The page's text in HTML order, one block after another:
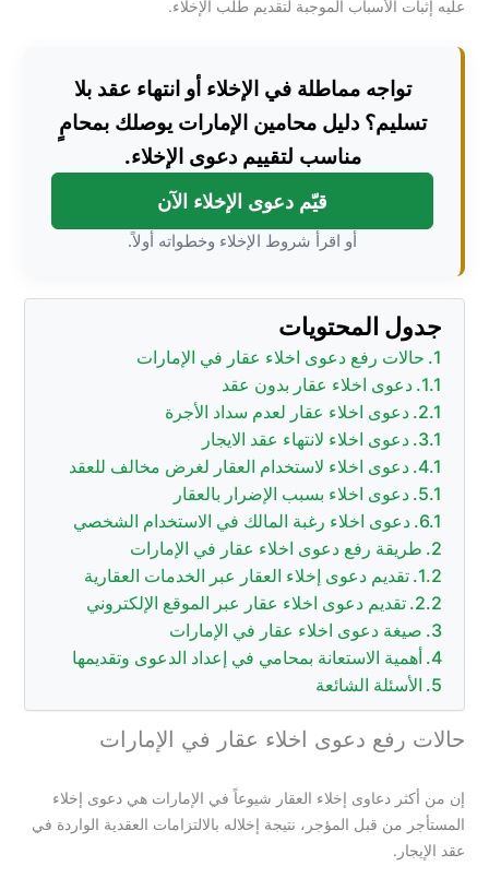
عليه إثبات الأسباب الموجبة لتقديم طلب الإخلاء.
تواجه مماطلة في الإخلاء أو انتهاء عقد بلا
تسليم؟ دليل محامين الإمارات يوصلك بمحامٍ
مناسب لتقييم دعوى الإخلاء.
قيّم دعوى الإخلاء الآن
أو اقرأ شروط الإخلاء وخطواته أولاً.
جدول المحتويات
حالات رفع دعوى اخلاء عقار في الإمارات
دعوى اخلاء عقار بدون عقد
دعوى اخلاء عقار لعدم سداد الأجرة
دعوى اخلاء لانتهاء عقد الايجار
دعوى اخلاء لاستخدام العقار لغرض مخالف للعقد
دعوى اخلاء بسبب الإضرار بالعقار
دعوى اخلاء رغبة المالك في الاستخدام الشخصي
طريقة رفع دعوى اخلاء عقار في الإمارات
تقديم دعوى إخلاء العقار عبر الخدمات العقارية
تقديم دعوى اخلاء عقار عبر الموقع الإلكتروني
صيغة دعوى اخلاء عقار في الإمارات
أهمية الاستعانة بمحامي في إعداد الدعوى وتقديمها
الأسئلة الشائعة
حالات رفع دعوى اخلاء عقار في الإمارات
إن من أكثر دعاوى إخلاء العقار شيوعاً في الإمارات هي دعوى إخلاء
المستأجر من قبل المؤجر، نتيجة إخلاله بالالتزامات العقدية الواردة في
عقد الإيجار.